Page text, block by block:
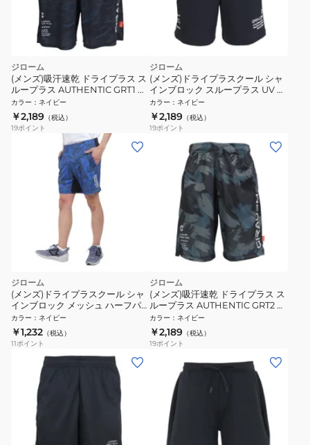
ジローム
(メンズ)吸汗速乾 ドライプラス ス
ループラス AUTHENTIC GRT1 ジ
ャムショーツ PT6S0043-TR866-
GRES NVY
カラー ： ネイビー
￥2,189 （税込）
19ポイント
ジローム
(メンズ)ドライプラスクール シャ
インブロック スループラス UV ハ
ーフパンツ PT6S0017-TR866-
GRSD NVY
カラー ： ネイビー
￥2,189 （税込）
19ポイント
ジローム
(メンズ)ドライプラスクール シャ
インブロック メッシュ ハーフパ
ンツ PT4S0037-TR866-GRSD
NVY
カラー ： ネイビー
￥1,232 （税込）
11ポイント
ジローム
(メンズ)吸汗速乾 ドライプラス ス
ループラス AUTHENTIC GRT2 ジ
ャムショーツ PT6S0044-TR866-
GRES NVY
カラー ： ネイビー
￥2,189 （税込）
19ポイント